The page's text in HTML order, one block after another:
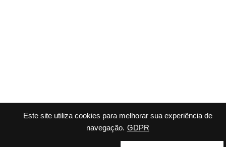
Este site utiliza cookies para melhorar sua experiência de
navegação. GDPR